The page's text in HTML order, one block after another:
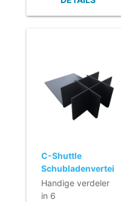
C-Shuttle
Schubladenverteiler
- 43,5 x 28,5 x
12,5 cm
Handige verdeler
in 6